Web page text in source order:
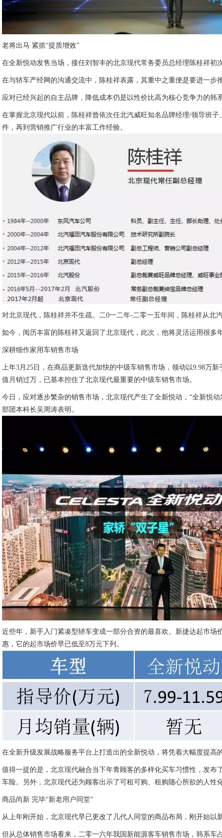
老将出马 紧抓“提质增效”
在全新悦动发售当场，接任刘智丰的北京现代常务委员总经理陈桂祥初
在与轿车产经网的沟通交流中，陈桂祥表露，其重中之重便是要进一
应对已经兴起的自主品牌，降低成本仍是以性价比高为核心竞争力的韩
在掌握北京现代以前，陈桂祥曾依次任北汽威旺知名品牌经理/领导班
件，再到营销推广行业的丰富工作经验。
对北京现代，陈桂祥并不生疏。二0一二年-二零一五年间，陈桂祥从
如今，阅历丰富的陈桂祥又返回了北京现代，此次，他将灵活运用很
深耕细作家用车销售市场
上年3月25日，在商品更新迭代加快的中级车销售市场，领动以9.98万
值月销过万，已基本控住了北京现代最重要的中级车销售市场。
今日，应对逐步繁杂的销售市场，北京现代产生了全新悦动，“全新悦
部团本科长吴周涛表明。
近些年，新手入门紧凑型轿车变成一部分合资的最喜欢。新捷达起市
惠，它的起市场价早已低至8万元下列。
在全新升级发展战略服务平台上打造出的全新悦动，将凭着大幅度提
值得一提的是，北京现代融合当下年青顾客的多样化买车习惯性，发
车险。另外，北京现代还为顾客出示了可租可购、租购随心所欲的人性
商品尚新 完毕“新老用户同堂”
从上年刚开始，北京现代早已更改了几代人同堂的商品布局，刚开始
但从总体销售市场看来，二零一六年我国新能源客车销售市场，韩系